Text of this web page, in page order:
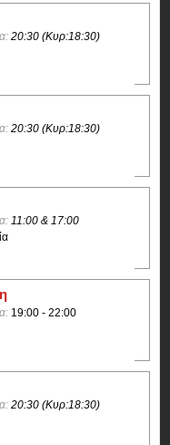
20:30 (Κυρ:18:30)
20:30 (Κυρ:18:30)
11:00 & 17:00
19:00 - 22:00
20:30 (Κυρ:18:30)